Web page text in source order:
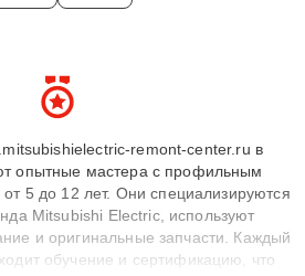
remont-center.ru в
опытные мастера с профильным
5 до 12 лет. Они специализируются
Mitsubishi Electric, используют
и оригинальные запчасти. Каждый
обучение и сертификацию, что